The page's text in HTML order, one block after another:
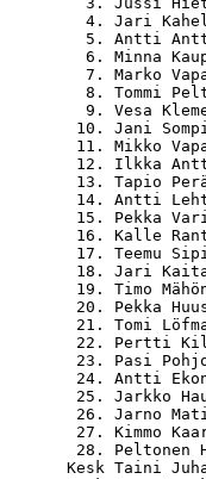
4. Jari
5. Antti
6. Minna
7. Marko
8. Tommi
9. Vesa
10. Jani
11. Mikko
12. Ilkka
13. Tapio
14. Antti
15. Pekka
16. Kalle
17. Teemu
18. Jari
19. Timo
20. Pekka
21. Tomi
22. Pertti
23. Pasi
24. Antti
25. Jarkko
26. Jarno
27. Kimmo
28. Peltonen
Kesk